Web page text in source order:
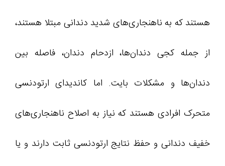
هستند که به ناهنجاری‌های شدید دندانی مبتلا هستند،
از جمله کجی دندان‌ها، ازدحام دندان، فاصله بین
دندان‌ها و مشکلات بایت. اما کاندیدای ارتودنسی
متحرک افرادی هستند که نیاز به اصلاح ناهنجاری‌های
خفیف دندانی و حفظ نتایج ارتودنسی ثابت دارند و یا